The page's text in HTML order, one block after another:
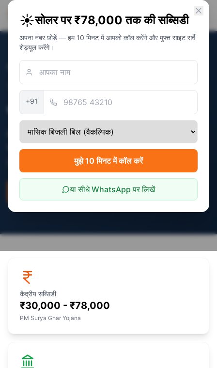
PM Solar
सोलर अवेयरनेस फाउंडेशन
सत्यापित: December 2025
गोवा में सोलर सब्सिडी
केंद्रीय PM सूर्य घर + राज्य अतिरिक्त लाभ। कुल
संभावित सब्सिडी: Central ₹78,000 + State 10%
(varies by system cost)
बचत कैलकुलेटर
केंद्रीय सब्सिडी
₹30,000 - ₹78,000
PM Surya Ghar Yojana
☀️सोलर पर ₹78,000 तक की सब्सिडी
अपना नंबर छोड़ें — हम 10 मिनट में आपको कॉल करेंगे और मुफ्त साइट सर्वे
शेड्यूल करेंगे।
+91
मुझे 10 मिनट में कॉल करें
या सीधे WhatsApp पर लिखें